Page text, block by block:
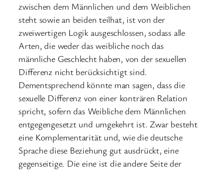
zwischen dem Männlichen und dem Weiblichen
steht sowie an beiden teilhat, ist von der
zweiwertigen Logik ausgeschlossen, sodass alle
Arten, die weder das weibliche noch das
männliche Geschlecht haben, von der sexuellen
Differenz nicht berücksichtigt sind.
Dementsprechend könnte man sagen, dass die
sexuelle Differenz von einer konträren Relation
spricht, sofern das Weibliche dem Männlichen
entgegengesetzt und umgekehrt ist. Zwar besteht
eine Komplementarität und, wie die deutsche
Sprache diese Beziehung gut ausdrückt, eine
gegenseitige. Die eine ist die andere Seite der